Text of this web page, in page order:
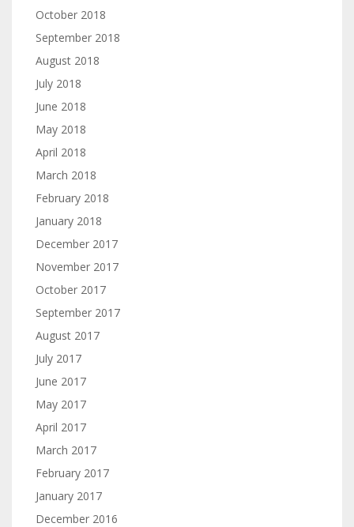
October 2018
September 2018
August 2018
July 2018
June 2018
May 2018
April 2018
March 2018
February 2018
January 2018
December 2017
November 2017
October 2017
September 2017
August 2017
July 2017
June 2017
May 2017
April 2017
March 2017
February 2017
January 2017
December 2016